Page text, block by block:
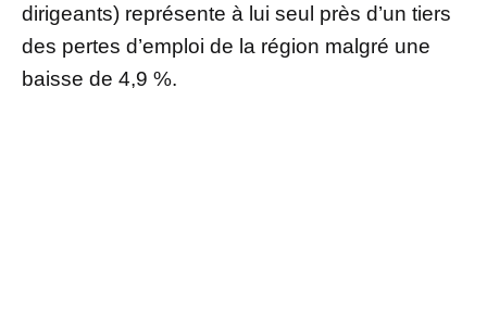
dirigeants) représente à lui seul près d’un tiers
des pertes d’emploi de la région malgré une
baisse de 4,9 %.